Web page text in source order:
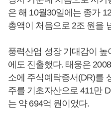
은 해 10월30일에는 종가
총액이 처음으로 2조 원을
풍력산업 성장 기대감이
에도 진출했다. 태웅은
소에 주식예탁증서(DR)를
주를 기초자산으로 411만
는 약 694억 원이었다.